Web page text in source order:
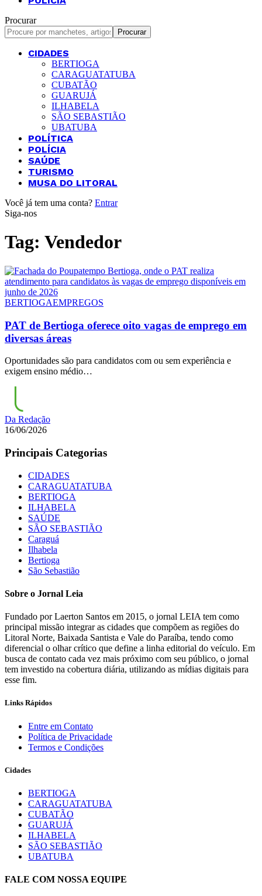
Procurar
CIDADES
BERTIOGA
CARAGUATATUBA
CUBATÃO
GUARUJÁ
ILHABELA
SÃO SEBASTIÃO
UBATUBA
POLÍTICA
POLÍCIA
SAÚDE
TURISMO
MUSA DO LITORAL
Você já tem uma conta? Entrar
Siga-nos
Tag: Vendedor
BERTIOGAEMPREGOS
PAT de Bertioga oferece oito vagas de emprego em
diversas áreas
Oportunidades são para candidatos com ou sem experiência e
exigem ensino médio…
Da Redação
16/06/2026
Principais Categorias
CIDADES
CARAGUATATUBA
BERTIOGA
ILHABELA
SAÚDE
SÃO SEBASTIÃO
Caraguá
Ilhabela
Bertioga
São Sebastião
Sobre o Jornal Leia
Fundado por Laerton Santos em 2015, o jornal LEIA tem como
principal missão integrar as cidades que compõem as regiões do
Litoral Norte, Baixada Santista e Vale do Paraíba, tendo como
diferencial o olhar crítico que define a linha editorial do veículo. Em
busca de contato cada vez mais próximo com seu público, o jornal
tem investido na cobertura diária, utilizando as mídias digitais para
esse fim.
Links Rápidos
Entre em Contato
Política de Privacidade
Termos e Condições
Cidades
BERTIOGA
CARAGUATATUBA
CUBATÃO
GUARUJÁ
ILHABELA
SÃO SEBASTIÃO
UBATUBA
FALE COM NOSSA EQUIPE